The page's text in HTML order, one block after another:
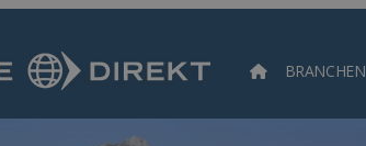
BRANCHEN